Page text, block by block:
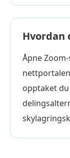
Hvordan
Åpne
opptaket